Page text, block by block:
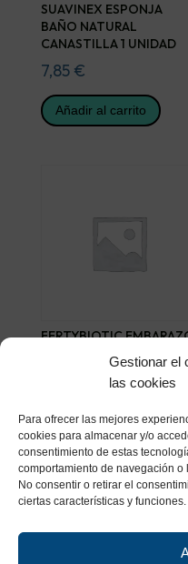
Gestionar el
las cookies
Para ofrecer las mejores
cookies para almacenar y/o
consentimiento de estas
comportamiento de navegación
No consentir o retirar el
ciertas características y funciones.
SUAVINEX ESPONJA
BAÑO NATURAL
CANASTILLA 1 UNIDAD
7,85 €
Añadir al carrito
FERTYBIOTIC
30 CAPSULAS
Añadir al carrito